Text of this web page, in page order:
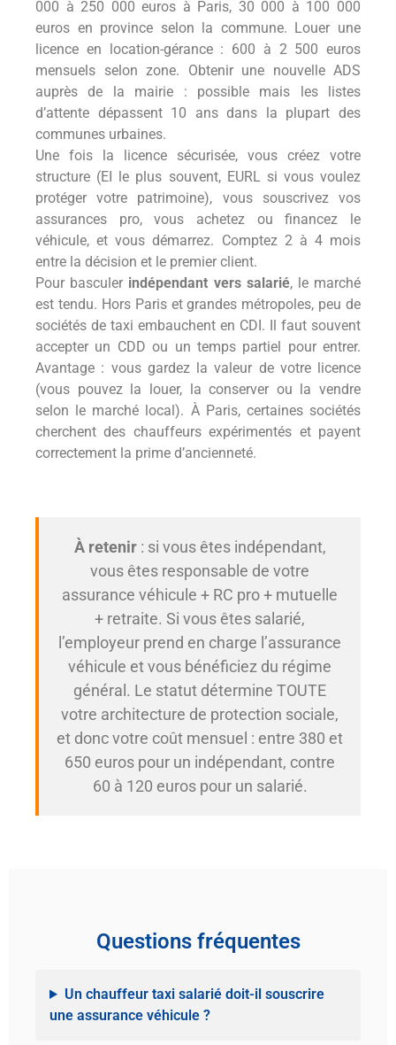
000 à 250 000 euros à Paris, 30 000 à 100 000
euros en province selon la commune. Louer une
licence en location-gérance : 600 à 2 500 euros
mensuels selon zone. Obtenir une nouvelle ADS
auprès de la mairie : possible mais les listes
d’attente dépassent 10 ans dans la plupart des
communes urbaines.
Une fois la licence sécurisée, vous créez votre
structure (EI le plus souvent, EURL si vous voulez
protéger votre patrimoine), vous souscrivez vos
assurances pro, vous achetez ou financez le
véhicule, et vous démarrez. Comptez 2 à 4 mois
entre la décision et le premier client.
Pour basculer indépendant vers salarié, le marché
est tendu. Hors Paris et grandes métropoles, peu de
sociétés de taxi embauchent en CDI. Il faut souvent
accepter un CDD ou un temps partiel pour entrer.
Avantage : vous gardez la valeur de votre licence
(vous pouvez la louer, la conserver ou la vendre
selon le marché local). À Paris, certaines sociétés
cherchent des chauffeurs expérimentés et payent
correctement la prime d’ancienneté.
À retenir: si vous êtes indépendant,
vous êtes responsable de votre
assurance véhicule + RC pro + mutuelle
+ retraite. Si vous êtes salarié,
l’employeur prend en charge l’assurance
véhicule et vous bénéficiez du régime
général. Le statut détermine TOUTE
votre architecture de protection sociale,
et donc votre coût mensuel : entre 380 et
650 euros pour un indépendant, contre
60 à 120 euros pour un salarié.
Questions fréquentes
Un chauffeur taxi salarié doit-il souscrire
une assurance véhicule ?